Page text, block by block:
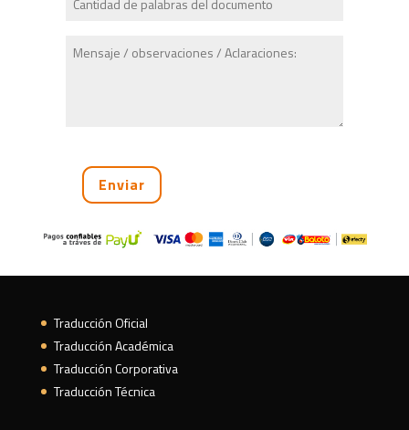
Traducción Oficial
Traducción Académica
Traducción Corporativa
Traducción Técnica